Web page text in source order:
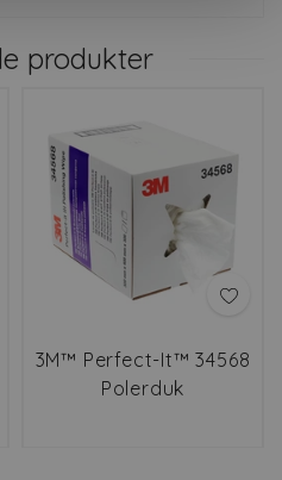
produkter
3M™ Perfect-It™ 34568
Polerduk